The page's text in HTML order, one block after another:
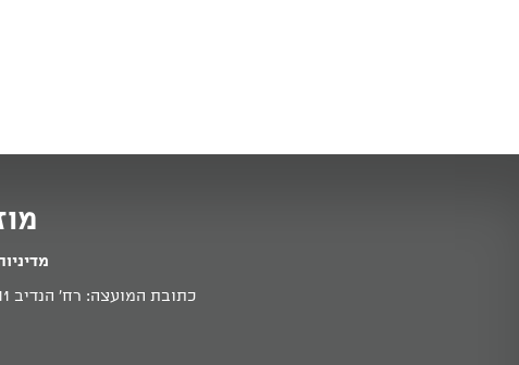
כתובת המועצה: רח' הנדיב 11א זכרון יעקב טל.